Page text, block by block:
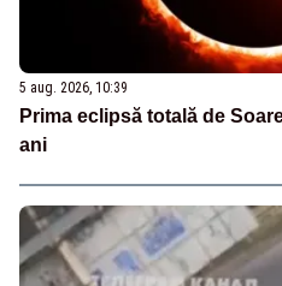
5 aug. 2026, 10:39
Prima eclipsă totală de
ani